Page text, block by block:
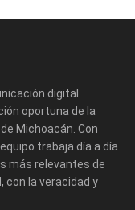
digital
oportuna de la
Michoacán. Con
trabaja día a día
más relevantes de
con la veracidad y